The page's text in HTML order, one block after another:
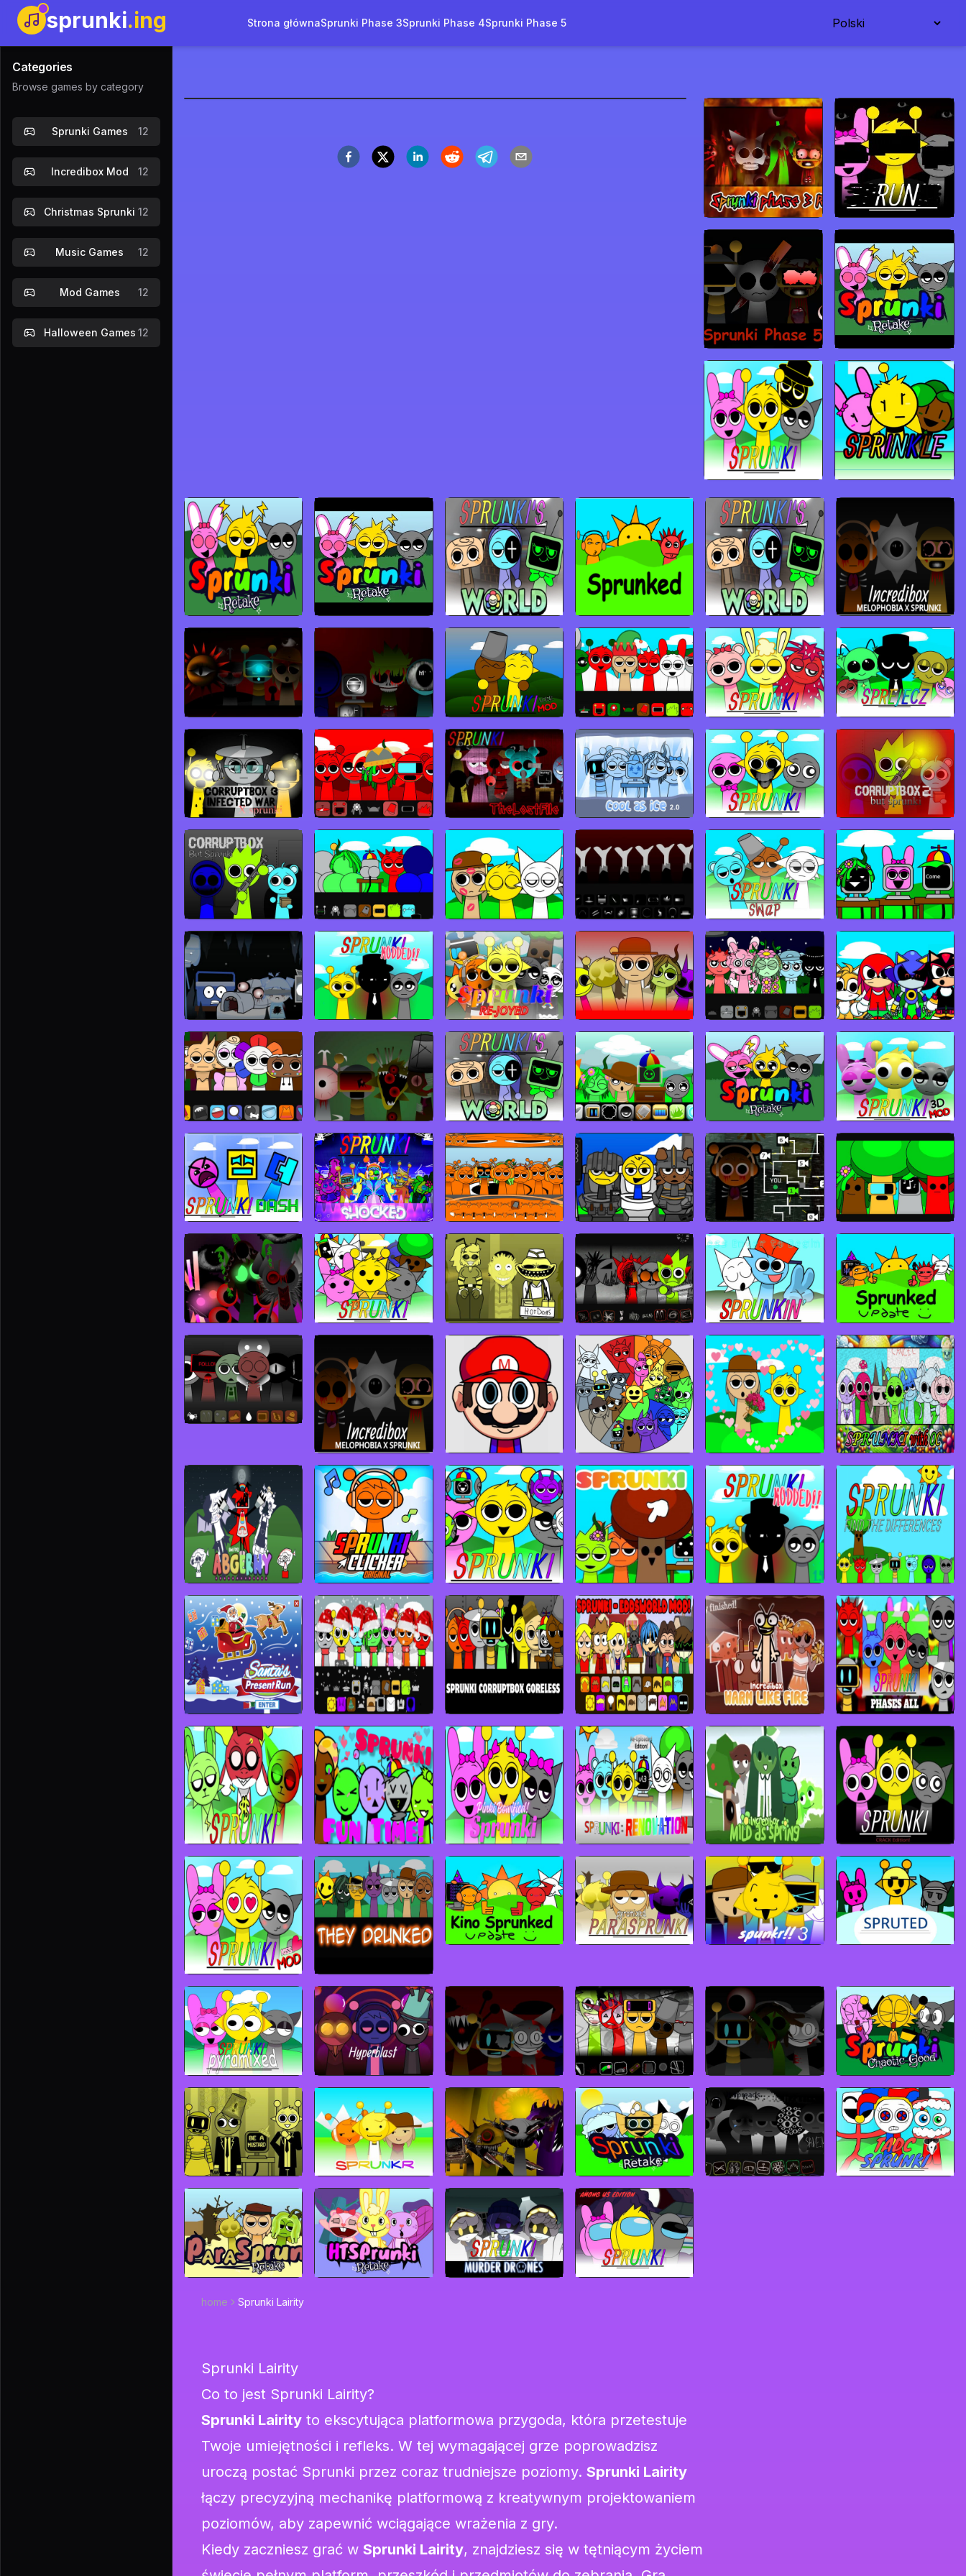
sprunki.ing Strona głównaSprunki Phase 3Sprunki Phase 4Sprunki Phase 5
Categories
Browse games by category
Sprunki Games 12
Incredibox Mod 12
Christmas Sprunki 12
Music Games 12
Mod Games 12
Halloween Games 12
home Sprunki Lairity
Sprunki Lairity
Co to jest Sprunki Lairity?
Sprunki Lairity to ekscytująca platformowa przygoda, która przetestuje
Twoje umiejętności i refleks. W tej wymagającej grze poprowadzisz
uroczą postać Sprunki przez coraz trudniejsze poziomy. Sprunki Lairity
łączy precyzyjną mechanikę platformową z kreatywnym projektowaniem
poziomów, aby zapewnić wciągające wrażenia z gry.
Kiedy zaczniesz grać w Sprunki Lairity, znajdziesz się w tętniącym życiem